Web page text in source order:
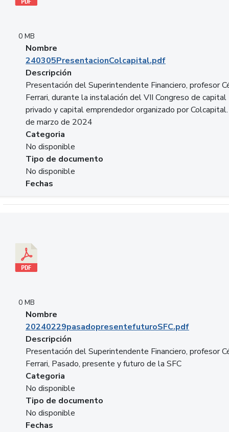
0 MB
Nombre
240305PresentacionColcapital.pdf
Descripción
Presentación del Superintendente Financiero, profesor
Ferrari, durante la instalación del VII Congreso de capital
privado y capital emprendedor organizado por
de marzo de 2024
Categoria
No disponible
Tipo de documento
No disponible
Fechas
0 MB
Nombre
20240229pasadopresentefuturoSFC.pdf
Descripción
Presentación del Superintendente Financiero, profesor
Ferrari, Pasado, presente y futuro de la SFC
Categoria
No disponible
Tipo de documento
No disponible
Fechas